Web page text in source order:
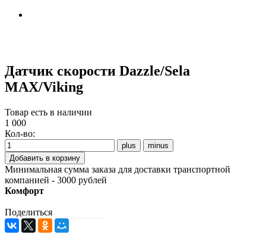
Датчик скорости Dazzle/Sela
MAX/Viking
Товар есть в наличии
1 000
Кол-во:
Минимальная сумма заказа для доставки транспортной
компанией - 3000 рублей
Комфорт
Поделиться